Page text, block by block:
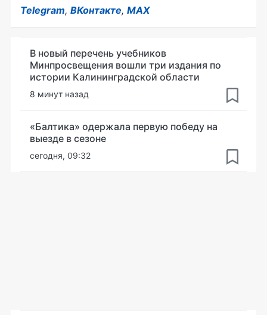
Telegram, ВКонтакте, MAX
В новый перечень учебников
Минпросвещения вошли три издания по
истории Калининградской области
8 минут назад
«Балтика» одержала первую победу на
выезде в сезоне
сегодня, 09:32